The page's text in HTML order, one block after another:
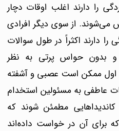
را دارند اغلب اوقات دچار
می‌شوند. از سوی دیگر افرادی
دارند اکثراً در طول سوالات
و بدون حواس پرتی به نظر
اول ممکن است عصبی و آشفته
عاطفی به مسئولین استخدام
مطمئن شوند که
برای آن در خواست داده‌اند